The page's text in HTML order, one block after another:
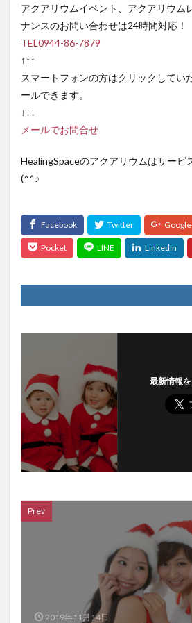
アクアリウムイベント、アクアリウム
ナンスのお問い合わせは24時間対応！
TEL0944-86-7879
↑↑↑
スマートフォンの方はクリックしてい
ールできます。
↓↓↓
メールでお問合せ
HealingSpaceのアクアリウムはサービ
(^^♪
最新情報
Prev
2019年11月14日